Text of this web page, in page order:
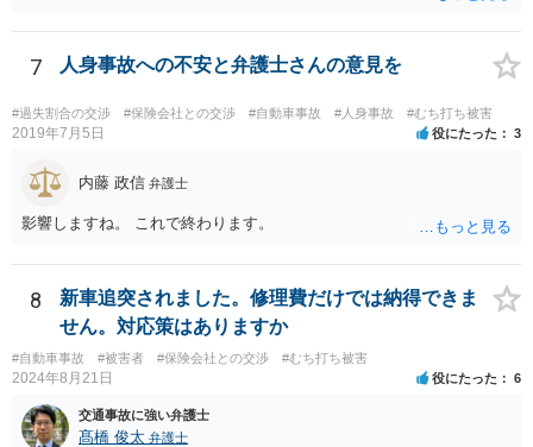
7 人身事故への不安と弁護士さんの意見を
#過失割合の交渉 #保険会社との交渉 #自動車事故 #人身事故 #むち打ち被害
2019年7月5日 役にたった 3
内藤 政信 弁護士
影響しますね。 これで終わります。
8
新車追突されました。修理費だけでは納得できま
せん。対応策はありますか
#自動車事故 #被害者 #保険会社との交渉 #むち打ち被害
2024年8月21日 役にたった 6
交通事故に強い弁護士
髙橋 俊太 弁護士